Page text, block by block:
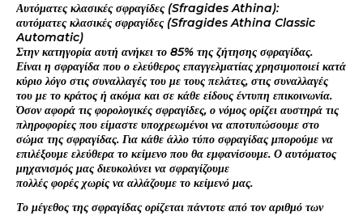
Αυτόματες κλασικές σφραγίδες (Sfragides Athina):
αυτόματες κλασικές σφραγίδες (Sfragides Athina Classic
Automatic)
Στην κατηγορία αυτή ανήκει το 85% της ζήτησης σφραγίδας.
Είναι η σφραγίδα που ο ελεύθερος επαγγελματίας χρησιμοποιεί κατά
κύριο λόγο στις συναλλαγές του με τους πελάτες, στις συναλλαγές
του με το κράτος ή ακόμα και σε κάθε είδους έντυπη επικοινωνία.
Όσον αφορά τις φορολογικές σφραγίδες, ο νόμος ορίζει αυστηρά τις
πληροφορίες που είμαστε υποχρεωμένοι να αποτυπώσουμε στο
σώμα της σφραγίδας. Για κάθε άλλο τύπο σφραγίδας μπορούμε να
επιλέξουμε ελεύθερα το κείμενο που θα εμφανίσουμε. Ο αυτόματος
μηχανισμός μας διευκολύνει να σφραγίζουμε
πολλές φορές χωρίς να αλλάζουμε το κείμενό μας.
Το μέγεθος της σφραγίδας ορίζεται πάντοτε από τον αριθμό των